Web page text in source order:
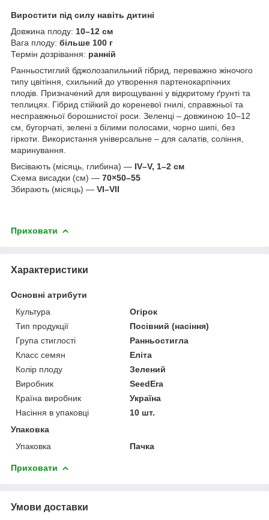
Виростити під силу навіть дитині
Довжина плоду: 10–12 см
Вага плоду: більше 100 г
Термін дозрівання: ранній
Ранньостиглий бджолозапильний гібрид, переважно жіночого
типу цвітіння, схильний до утворення партенокарпічних
плодів. Призначений для вирощуванні у відкритому ґрунті та
теплицях. Гібрид стійкий до кореневої гнилі, справжньої та
несправжньої борошнистої роси. Зеленці – довжиною 10–12
см, бугорчаті, зелені з білими полосами, чорно шипі, без
гіркоти. Використання універсальне – для салатів, соління,
маринування.
Висівають (місяць, глибина) — IV–V, 1–2 см
Схема висадки (см) — 70×50–55
Збирають (місяць) — VI–VII
Приховати
Характеристики
Основні атрибути
Культура
Огірок
Тип продукції
Посівний (насіння)
Група стиглості
Ранньостигла
Класс семян
Еліта
Колір плоду
Зелений
Виробник
SeedEra
Країна виробник
Україна
Насіння в упаковці
10 шт.
Упаковка
Упаковка
Пачка
Приховати
Умови доставки